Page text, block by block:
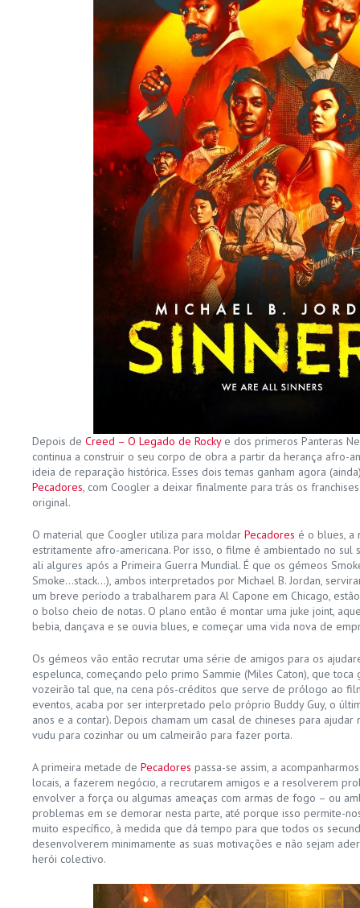
Depois de Creed – O Legado de Rockye dos primeros Panteras
continua a construir o seu corpo de obra a partir da herança afro-
ideia de reparação histórica. Esses dois temas ganham agora
Pecadores, com Coogler a deixar finalmente para trás os
original.
O material que Coogler utiliza para moldar Pecadores é o blues, a
estritamente afro-americana. Por isso, o filme é ambientado no sul
ali algures após a Primeira Guerra Mundial. É que os gémeos
Smoke…stack…), ambos interpretados por Michael B. Jordan,
um breve período a trabalharem para Al Capone em Chicago,
o bolso cheio de notas. O plano então é montar uma juke joint,
bebia, dançava e se ouvia blues, e começar uma vida nova de
Os gémeos vão então recrutar uma série de amigos para os
espelunca, começando pelo primo Sammie (Miles Caton), que toca
vozeirão tal que, na cena pós-créditos que serve de prólogo ao
eventos, acaba por ser interpretado pelo próprio Buddy Guy, o
anos e a contar). Depois chamam um casal de chineses para
vudu para cozinhar ou um calmeirão para fazer porta.
A primeira metade de Pecadores passa-se assim, a
locais, a fazerem negócio, a recrutarem amigos e a resolverem
envolver a força ou algumas ameaças com armas de fogo – ou
problemas em se demorar nesta parte, até porque isso permite-
muito específico, à medida que dá tempo para que todos os
desenvolverem minimamente as suas motivações e não sejam
herói colectivo.